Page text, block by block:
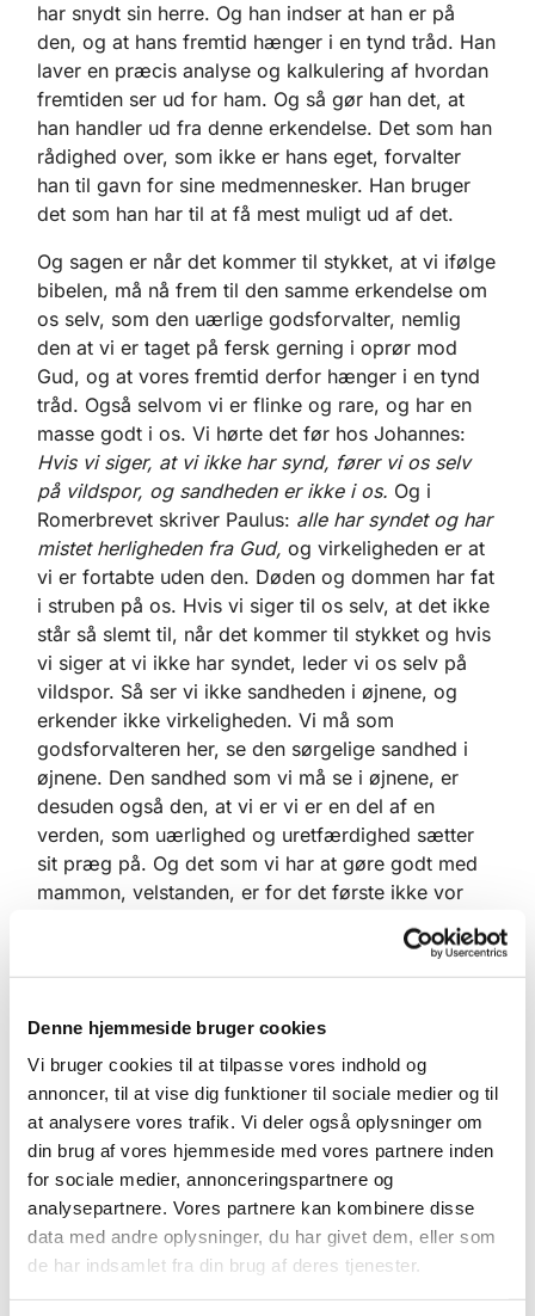
Denne hjemmeside bruger cookies
Vi bruger cookies til at tilpasse vores indhold og
annoncer, til at vise dig funktioner til sociale medier og til
at analysere vores trafik. Vi deler også oplysninger om
din brug af vores hjemmeside med vores partnere inden
for sociale medier, annonceringspartnere og
analysepartnere. Vores partnere kan kombinere disse
data med andre oplysninger, du har givet dem, eller som
de har indsamlet fra din brug af deres tjenester.
har snydt sin herre. Og han indser at han er på
den, og at hans fremtid hænger i en tynd tråd. Han
laver en præcis analyse og kalkulering af hvordan
fremtiden ser ud for ham. Og så gør han det, at
han handler ud fra denne erkendelse. Det som han
rådighed over, som ikke er hans eget, forvalter
han til gavn for sine medmennesker. Han bruger
det som han har til at få mest muligt ud af det.
Og sagen er når det kommer til stykket, at vi ifølge
bibelen, må nå frem til den samme erkendelse om
os selv, som den uærlige godsforvalter, nemlig
den at vi er taget på fersk gerning i oprør mod
Gud, og at vores fremtid derfor hænger i en tynd
tråd. Også selvom vi er flinke og rare, og har en
masse godt i os. Vi hørte det før hos Johannes:
Hvis vi siger, at vi ikke har synd, fører vi os selv
på vildspor, og sandheden er ikke i os. Og i
Romerbrevet skriver Paulus: alle har syndet og har
mistet herligheden fra Gud, og virkeligheden er at
vi er fortabte uden den. Døden og dommen har fat
i struben på os. Hvis vi siger til os selv, at det ikke
står så slemt til, når det kommer til stykket og hvis
vi siger at vi ikke har syndet, leder vi os selv på
vildspor. Så ser vi ikke sandheden i øjnene, og
erkender ikke virkeligheden. Vi må som
godsforvalteren her, se den sørgelige sandhed i
øjnene. Den sandhed som vi må se i øjnene, er
desuden også den, at vi er vi er en del af en
verden, som uærlighed og uretfærdighed sætter
sit præg på. Og det som vi har at gøre godt med
mammon, velstanden, er for det første ikke vor
egen, den har vi fået betroet. Samtidig beskriver
Jesus den som uærlig. Gud og mammon er sat op
mod hinanden. Vi får at vide at vi grundlæggende
Og ved at kalde velstanden uærlig signalerer Jesus
at den kan bedrage os. Penge og velstand er på
ingen måde fordelt ligeligt i vores verden. Nogen
har for meget mens andre har for lidt. Den kan få
os til at snyde og bedrage hinanden, fordi vi vil
have mere af det. Og vores stræben efter den kan
blive så stor, at den bliver det vigtigste i vores liv,
og tilsidesætter alt andet.
Det er midt i dette kaos og morads, at vi skal leve